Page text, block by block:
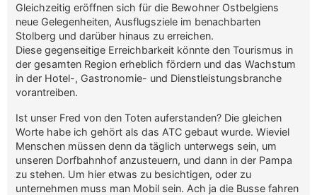
Gleichzeitig eröffnen sich für die Bewohner Ostbelgiens
neue Gelegenheiten, Ausflugsziele im benachbarten
Stolberg und darüber hinaus zu erreichen.
Diese gegenseitige Erreichbarkeit könnte den Tourismus in
der gesamten Region erheblich fördern und das Wachstum
in der Hotel-, Gastronomie- und Dienstleistungsbranche
vorantreiben.
Ist unser Fred von den Toten auferstanden? Die gleichen
Worte habe ich gehört als das ATC gebaut wurde. Wieviel
Menschen müssen denn da täglich unterwegs sein, um
unseren Dorfbahnhof anzusteuern, und dann in der Pampa
zu stehen. Um hier etwas zu besichtigen, oder zu
unternehmen muss man Mobil sein. Ach ja die Busse fahren